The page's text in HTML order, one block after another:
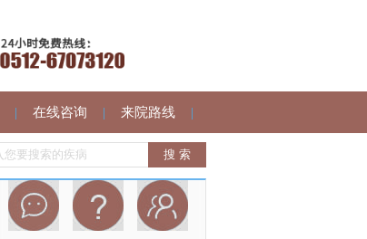
| 在线咨询 | 来院路线 |